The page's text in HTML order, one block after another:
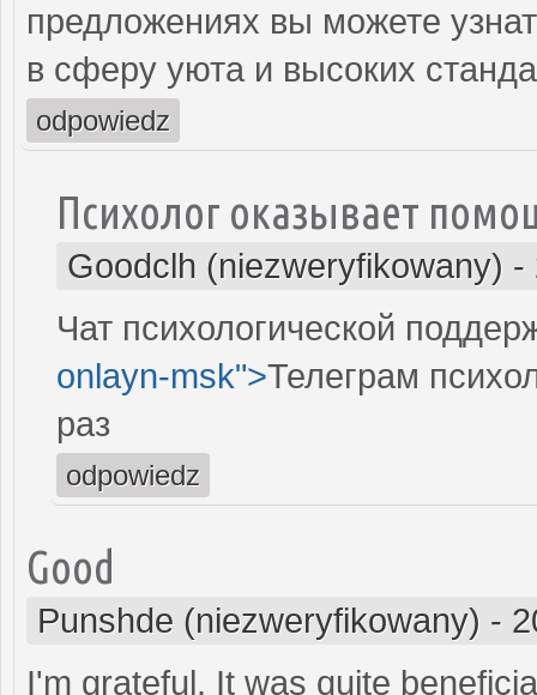
предложениях вы можете
в сферу уюта и высоких
odpowiedz
Психолог оказывает
Goodclh (niezweryfikowany) -
Чат психологической
onlayn-msk">Телеграм
раз
odpowiedz
Good
Punshde (niezweryfikowany) -
I'm grateful. It was quite